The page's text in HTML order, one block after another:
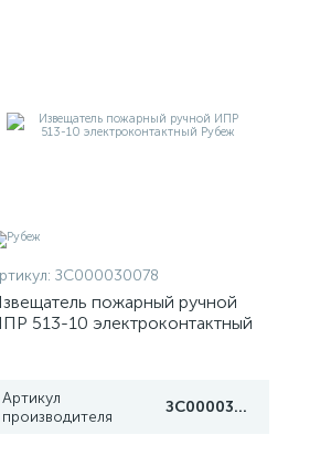
ЗС000030078
пожарный ручной
513-10 электроконтактный
Артикул
производителя
ЗС000030078